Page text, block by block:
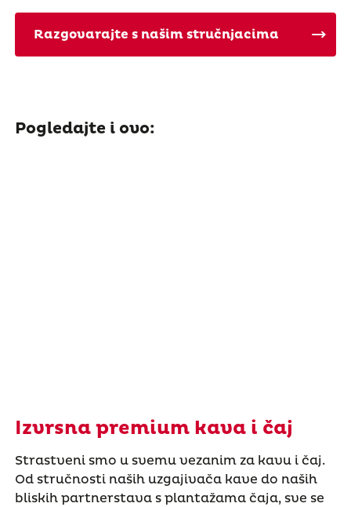
Razgovarajte s našim stručnjacima
Pogledajte i ovo:
Izvrsna premium kava i čaj
Strastveni smo u svemu vezanim za kavu i čaj.
Od stručnosti naših uzgajivača kave do naših
bliskih partnerstava s plantažama čaja, sve se